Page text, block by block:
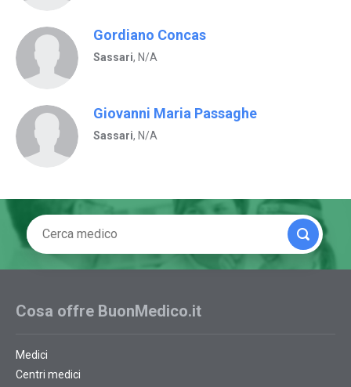
Gordiano Concas
Sassari, N/A
Giovanni Maria Passaghe
Sassari, N/A
Cosa offre BuonMedico.it
Medici
Centri medici